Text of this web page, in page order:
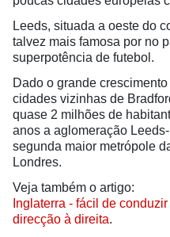
Leeds, situada a oeste do
talvez mais famosa por no
superpotência de futebol.
Dado o grande
cidades vizinhas de
quase 2 milhões de
anos a aglomeração
segunda maior metrópole
Londres.
Veja também o artigo:
Inglaterra - fácil de
direcção à direita.